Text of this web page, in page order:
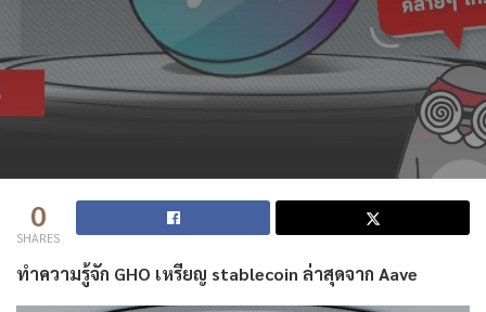
0
SHARES
ทำความรู้จัก GHO เหรียญ stablecoin ล่าสุดจาก Aave